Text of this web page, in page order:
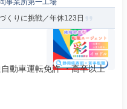
事業所第一工場
くりに挑戦／年休123日
動車運転免許 ・高卒以上